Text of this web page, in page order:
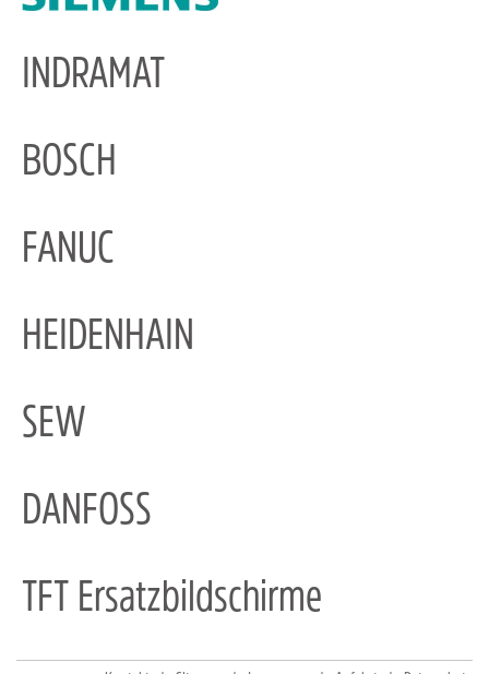
INDRAMAT
BOSCH
FANUC
HEIDENHAIN
SEW
DANFOSS
TFT Ersatzbildschirme